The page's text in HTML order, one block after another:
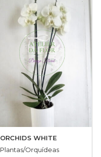
ORCHIDS WHITE
Plantas/Orquídeas